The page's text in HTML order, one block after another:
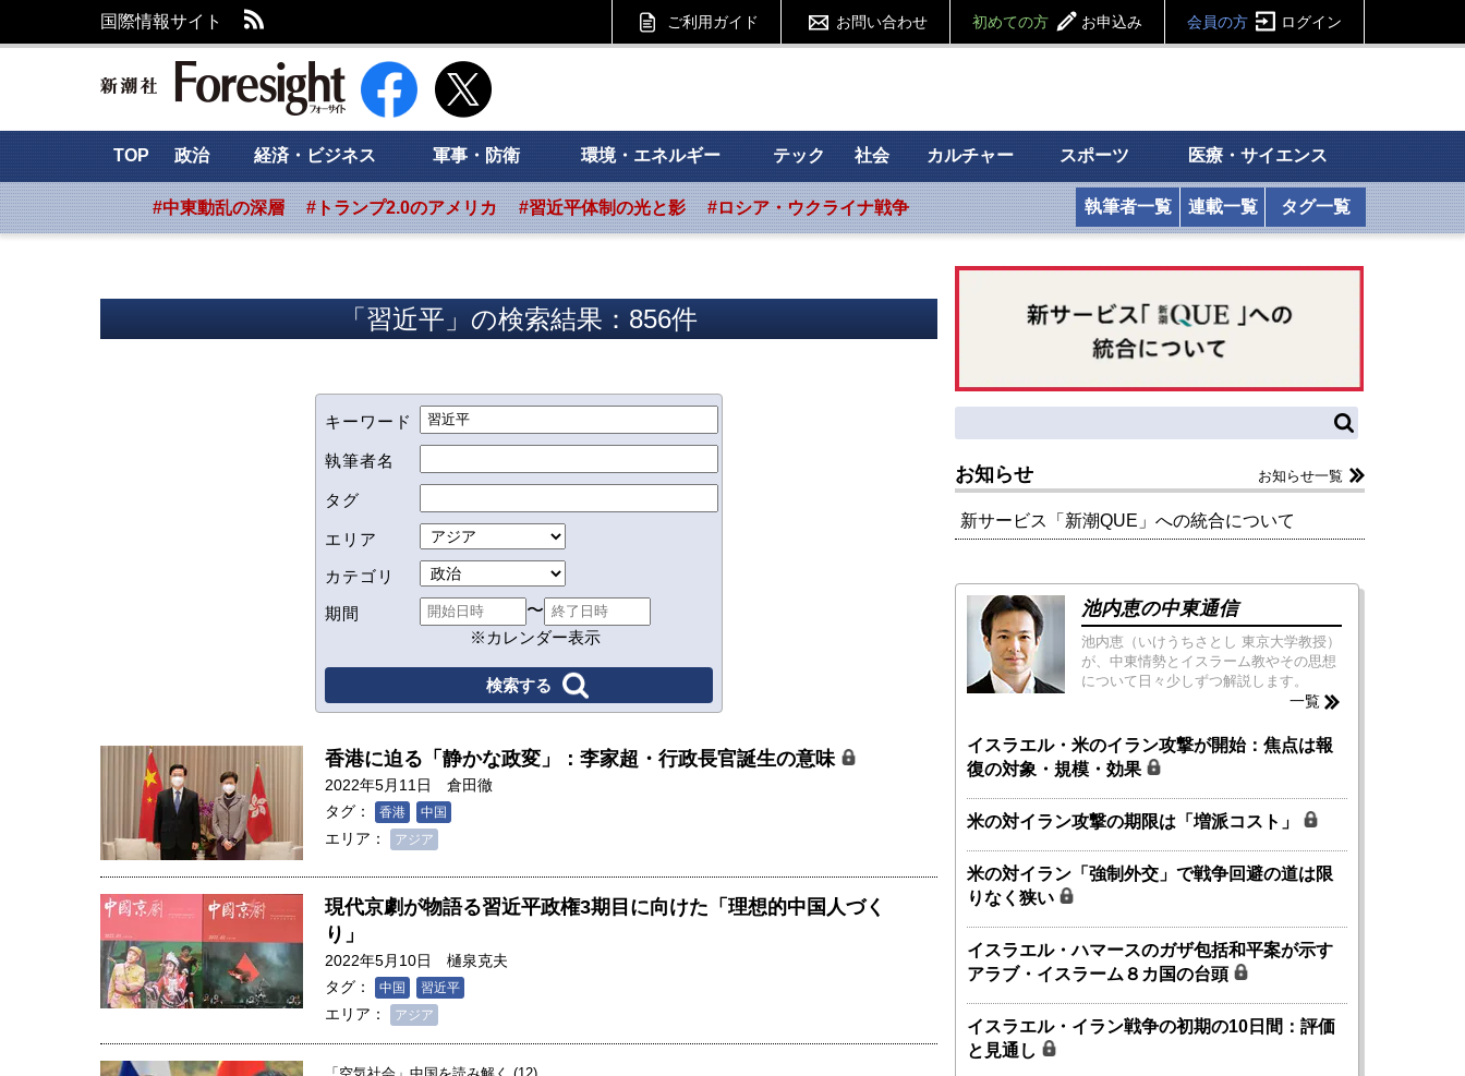
国際情報サイト ご利用ガイド お問い合わせ 初めての方 お申込み 会員の方 ログイン
新潮社 Foresight フォーサイト
TOP 政治 経済・ビジネス 軍事・防衛 環境・エネルギー テック 社会 カルチャー スポーツ 医療・サイエンス
#中東動乱の深層 #トランプ2.0のアメリカ #習近平体制の光と影 #ロシア・ウクライナ戦争 執筆者一覧 連載一覧 タグ一覧
「習近平」の検索結果：856件
キーワード
執筆者名
タグ
エリア
カテゴリ
期間
〜
※カレンダー表示
香港に迫る「静かな政変」：李家超・行政長官誕生の意味
2022年5月11日
倉田徹
タグ：
香港 中国
エリア： アジア
現代京劇が物語る習近平政権3期目に向けた「理想的中国人づく
り」
2022年5月10日
樋泉克夫
タグ：
中国 習近平
エリア： アジア
お知らせ お知らせ一覧
新サービス「新潮QUE」への統合について
池内恵の中東通信
池内恵（いけうちさとし 東京大学教授）
が、中東情勢とイスラーム教やその思想
について日々少しずつ解説します。
一覧
イスラエル・米のイラン攻撃が開始：焦点は報
復の対象・規模・効果
米の対イラン攻撃の期限は「増派コスト」
米の対イラン「強制外交」で戦争回避の道は限
りなく狭い
イスラエル・ハマースのガザ包括和平案が示す
アラブ・イスラーム８カ国の台頭
イスラエル・イラン戦争の初期の10日間：評価
と見通し